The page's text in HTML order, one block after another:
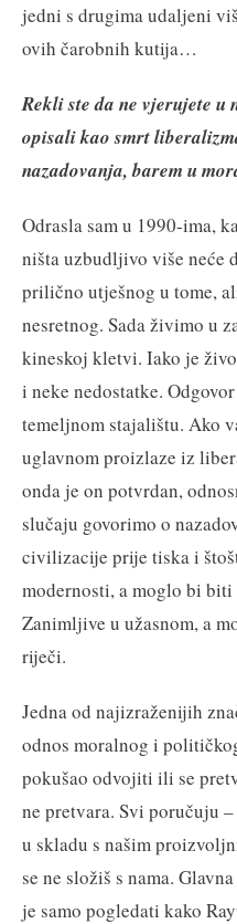
jedni s drugima udaljeni
ovih čarobnih kutija…
Rekli ste da ne vjerujete u
opisali kao smrt
nazadovanja, barem u
Odrasla sam u 1990-ima,
ništa uzbudljivo više neće
prilično utješnog u tome,
nesretnog. Sada živimo u
kineskoj kletvi. Iako je
i neke nedostatke.
temeljnom stajalištu. Ako
uglavnom proizlaze iz
onda je on potvrdan,
slučaju govorimo o
civilizacije prije tiska i
modernosti, a moglo bi
Zanimljive u užasnom, a
riječi.
Jedna od najizraženijih
odnos moralnog i
pokušao odvojiti ili se
ne pretvara. Svi poručuju
u skladu s našim
se ne složiš s nama.
je samo pogledati kako